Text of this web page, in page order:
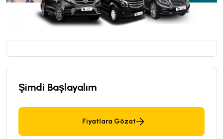
Şimdi Başlayalım
Fiyatlara Gözat